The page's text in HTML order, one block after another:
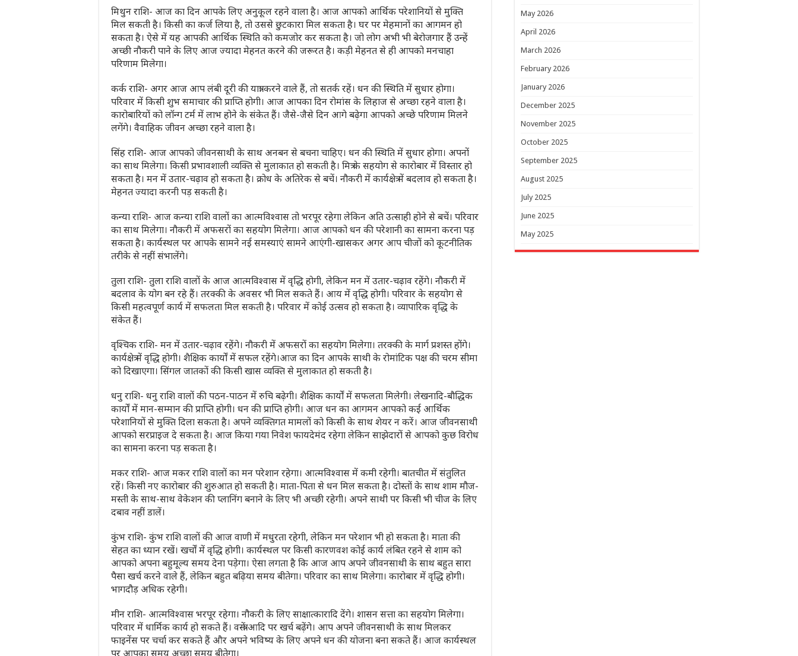
मिथुन राशि- आज का दिन आपके लिए अनुकूल रहने वाला है। आज आपको आर्थिक परेशानियों से मुक्ति
मिल सकती है। किसी का कर्ज लिया है, तो उससे छुटकारा मिल सकता है। घर पर मेहमानों का आगमन हो
सकता है। ऐसे में यह आपकी आर्थिक स्थिति को कमजोर कर सकता है। जो लोग अभी भी बेरोजगार हैं उन्हें
अच्छी नौकरी पाने के लिए आज ज्यादा मेहनत करने की जरूरत है। कड़ी मेहनत से ही आपको मनचाहा
परिणाम मिलेगा।
कर्क राशि- अगर आज आप लंबी दूरी की यात्रा करने वाले हैं, तो सतर्क रहें। धन की स्थिति में सुधार होगा।
परिवार में किसी शुभ समाचार की प्राप्ति होगी। आज आपका दिन रोमांस के लिहाज से अच्छा रहने वाला है।
कारोबारियों को लॉन्ग टर्म में लाभ होने के संकेत हैं। जैसे-जैसे दिन आगे बढ़ेगा आपको अच्छे परिणाम मिलने
लगेंगे। वैवाहिक जीवन अच्छा रहने वाला है।
सिंह राशि- आज आपको जीवनसाथी के साथ अनबन से बचना चाहिए। धन की स्थिति में सुधार होगा। अपनों
का साथ मिलेगा। किसी प्रभावशाली व्यक्ति से मुलाकात हो सकती है। मित्र के सहयोग से कारोबार में विस्तार हो
सकता है। मन में उतार-चढ़ाव हो सकता है। क्रोध के अतिरेक से बचें। नौकरी में कार्यक्षेत्र में बदलाव हो सकता है।
मेहनत ज्यादा करनी पड़ सकती है।
कन्या राशि- आज कन्या राशि वालों का आत्मविश्वास तो भरपूर रहेगा लेकिन अति उत्साही होने से बचें। परिवार
का साथ मिलेगा। नौकरी में अफसरों का सहयोग मिलेगा। आज आपको धन की परेशानी का सामना करना पड़
सकता है। कार्यस्थल पर आपके सामने नई समस्याएं सामने आएंगी-खासकर अगर आप चीजों को कूटनीतिक
तरीके से नहीं संभालेंगे।
तुला राशि- तुला राशि वालों के आज आत्मविश्वास में वृद्धि होगी, लेकिन मन में उतार-चढ़ाव रहेंगे। नौकरी में
बदलाव के योग बन रहे हैं। तरक्की के अवसर भी मिल सकते हैं। आय में वृद्धि होगी। परिवार के सहयोग से
किसी महत्वपूर्ण कार्य में सफलता मिल सकती है। परिवार में कोई उत्सव हो सकता है। व्यापारिक वृद्धि के
संकेत हैं।
वृश्चिक राशि- मन में उतार-चढ़ाव रहेंगे। नौकरी में अफसरों का सहयोग मिलेगा। तरक्की के मार्ग प्रशस्त होंगे।
कार्यक्षेत्र में वृद्धि होगी। शैक्षिक कार्यों में सफल रहेंगे।आज का दिन आपके साथी के रोमांटिक पक्ष की चरम सीमा
को दिखाएगा। सिंगल जातकों की किसी खास व्यक्ति से मुलाकात हो सकती है।
धनु राशि- धनु राशि वालों की पठन-पाठन में रुचि बढ़ेगी। शैक्षिक कार्यों में सफलता मिलेगी। लेखनादि-बौद्धिक
कार्यों में मान-सम्मान की प्राप्ति होगी। धन की प्राप्ति होगी। आज धन का आगमन आपको कई आर्थिक
परेशानियों से मुक्ति दिला सकता है। अपने व्यक्तिगत मामलों को किसी के साथ शेयर न करें। आज जीवनसाथी
आपको सरप्राइज दे सकता है। आज किया गया निवेश फायदेमंद रहेगा लेकिन साझेदारों से आपको कुछ विरोध
का सामना करना पड़ सकता है।
मकर राशि- आज मकर राशि वालों का मन परेशान रहेगा। आत्मविश्वास में कमी रहेगी। बातचीत में संतुलित
रहें। किसी नए कारोबार की शुरुआत हो सकती है। माता-पिता से धन मिल सकता है। दोस्तों के साथ शाम मौज-
मस्ती के साथ-साथ वेकेशन की प्लानिंग बनाने के लिए भी अच्छी रहेगी। अपने साथी पर किसी भी चीज के लिए
दबाव नहीं डालें।
कुंभ राशि- कुंभ राशि वालों की आज वाणी में मधुरता रहेगी, लेकिन मन परेशान भी हो सकता है। माता की
सेहत का ध्यान रखें। खर्चों में वृद्धि होगी। कार्यस्थल पर किसी कारणवश कोई कार्य लंबित रहने से शाम को
आपको अपना बहुमूल्य समय देना पड़ेगा। ऐसा लगता है कि आज आप अपने जीवनसाथी के साथ बहुत सारा
पैसा खर्च करने वाले हैं, लेकिन बहुत बढ़िया समय बीतेगा। परिवार का साथ मिलेगा। कारोबार में वृद्धि होगी।
भागदौड़ अधिक रहेगी।
मीन राशि- आत्मविश्वास भरपूर रहेगा। नौकरी के लिए साक्षात्कारादि देंगे। शासन सत्ता का सहयोग मिलेगा।
परिवार में धार्मिक कार्य हो सकते हैं। वस्त्रों आदि पर खर्च बढ़ेंगे। आप अपने जीवनसाथी के साथ मिलकर
फाइनेंस पर चर्चा कर सकते हैं और अपने भविष्य के लिए अपने धन की योजना बना सकते हैं। आज कार्यस्थल
पर आपका समय अच्छा समय बीतेगा।
May 2026
April 2026
March 2026
February 2026
January 2026
December 2025
November 2025
October 2025
September 2025
August 2025
July 2025
June 2025
May 2025